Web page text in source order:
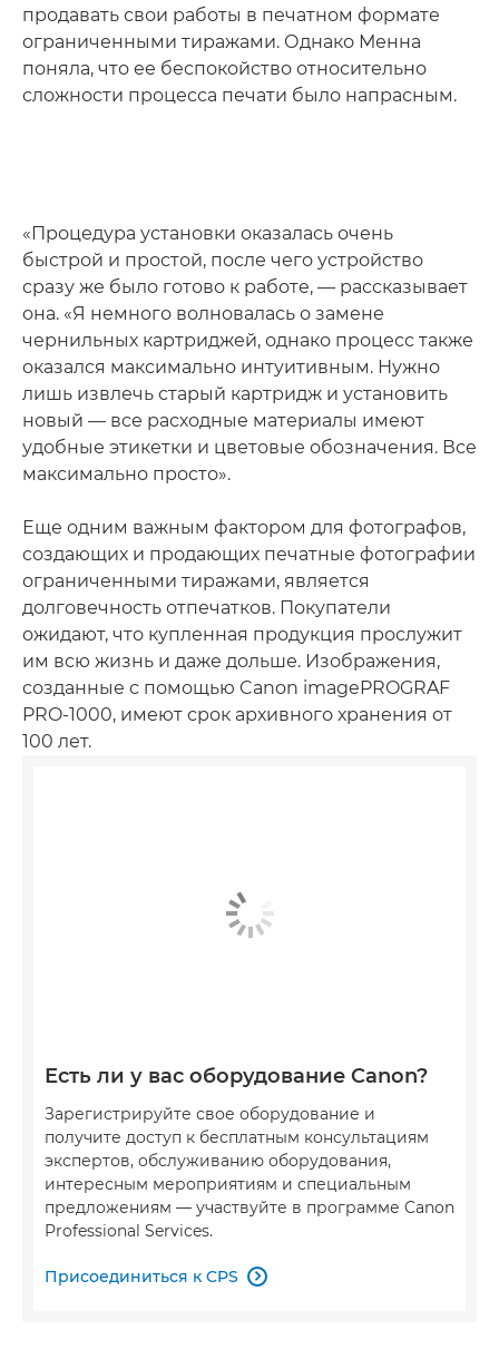
продавать свои работы в печатном формате
ограниченными тиражами. Однако Менна
поняла, что ее беспокойство относительно
сложности процесса печати было напрасным.
«Процедура установки оказалась очень
быстрой и простой, после чего устройство
сразу же было готово к работе, — рассказывает
она. «Я немного волновалась о замене
чернильных картриджей, однако процесс также
оказался максимально интуитивным. Нужно
лишь извлечь старый картридж и установить
новый — все расходные материалы имеют
удобные этикетки и цветовые обозначения. Все
максимально просто».
Еще одним важным фактором для фотографов,
создающих и продающих печатные фотографии
ограниченными тиражами, является
долговечность отпечатков. Покупатели
ожидают, что купленная продукция прослужит
им всю жизнь и даже дольше. Изображения,
созданные с помощью Canon imagePROGRAF
PRO-1000, имеют срок архивного хранения от
100 лет.
Есть ли у вас оборудование Canon?
Зарегистрируйте свое оборудование и
получите доступ к бесплатным консультациям
экспертов, обслуживанию оборудования,
интересным мероприятиям и специальным
предложениям — участвуйте в программе Canon
Professional Services.
Присоединиться к CPS 